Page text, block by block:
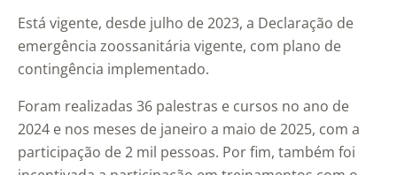
Está vigente, desde julho de 2023, a Declaração de
emergência zoossanitária vigente, com plano de
contingência implementado.
Foram realizadas 36 palestras e cursos no ano de
2024 e nos meses de janeiro a maio de 2025, com a
participação de 2 mil pessoas. Por fim, também foi